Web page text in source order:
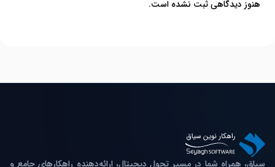
هنوز دیدگاهی ثبت نشده است.
سیاق، همراه شما در مسیر تحول دیجیتال، ارائه‌دهنده راهکارهای جامع و